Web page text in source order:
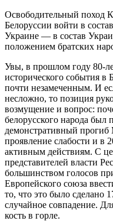
Освободительный поход
Белоруссии войти в
Украине — в состав
положением братских
Увы, в прошлом году 80-
исторического события в
почти незамеченным. И
несложно, то позиция
возмущение и вопрос:
белорусского народа был
демонстративный прогиб
проявление слабости и в
активным действиям. С
представителей власти
большинством голосов
Европейского союза
то, что это было сделано
случайное совпадение.
кость в горле.